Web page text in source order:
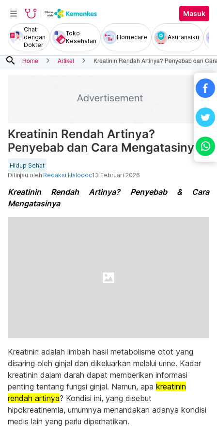
Masuk
Chat
dengan
Dokter
Toko
Kesehatan
Homecare Asuransiku
search Home Artikel Kreatinin Rendah Artinya? Penyebab dan
Kreatinin Rendah Artinya?
Penyebab dan Cara Mengatasinya
Hidup Sehat
Ditinjau oleh Redaksi Halodoc13 Februari 2026
Kreatinin Rendah Artinya? Penyebab & Cara
Mengatasinya
Kreatinin adalah limbah hasil metabolisme otot yang
disaring oleh ginjal dan dikeluarkan melalui urine. Kadar
kreatinin dalam darah dapat memberikan informasi
penting tentang fungsi ginjal. Namun, apa kreatinin
rendah artinya? Kondisi ini, yang disebut
hipokreatinemia, umumnya menandakan adanya kondisi
medis lain yang perlu diperhatikan.